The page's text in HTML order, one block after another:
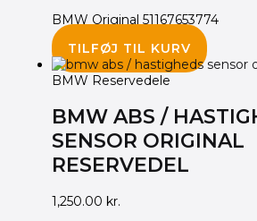
BMW Original 51167653774
TILFØJ TIL KURV
BMW Reservedele
BMW ABS /
SENSOR ORIGINAL
RESERVEDEL
1,250.00 kr.